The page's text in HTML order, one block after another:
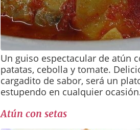
Un guiso espectacular de atún
patatas, cebolla y tomate.
cargadito de sabor, será un
estupendo en cualquier
Atún con setas